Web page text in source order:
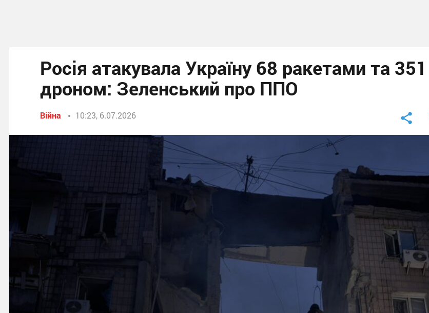
Росія атакувала Україну 68 ракетами та 351
дроном: Зеленський про ППО
Війна 10:23, 6.07.2026